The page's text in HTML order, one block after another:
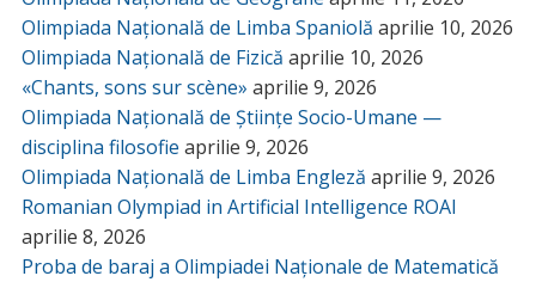
Olimpiada Națională de Limba Spaniolă aprilie 10, 2026
Olimpiada Națională de Fizică aprilie 10, 2026
«Chants, sons sur scène» aprilie 9, 2026
Olimpiada Națională de Științe Socio-Umane —
disciplina filosofie aprilie 9, 2026
Olimpiada Națională de Limba Engleză aprilie 9, 2026
Romanian Olympiad in Artificial Intelligence ROAI
aprilie 8, 2026
Proba de baraj a Olimpiadei Naționale de Matematică